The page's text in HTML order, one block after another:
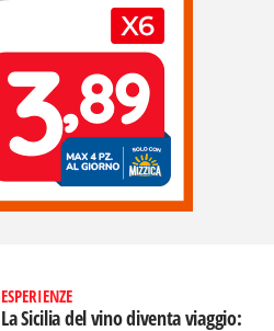
ESPERIENZE
La Sicilia del vino diventa viaggio: